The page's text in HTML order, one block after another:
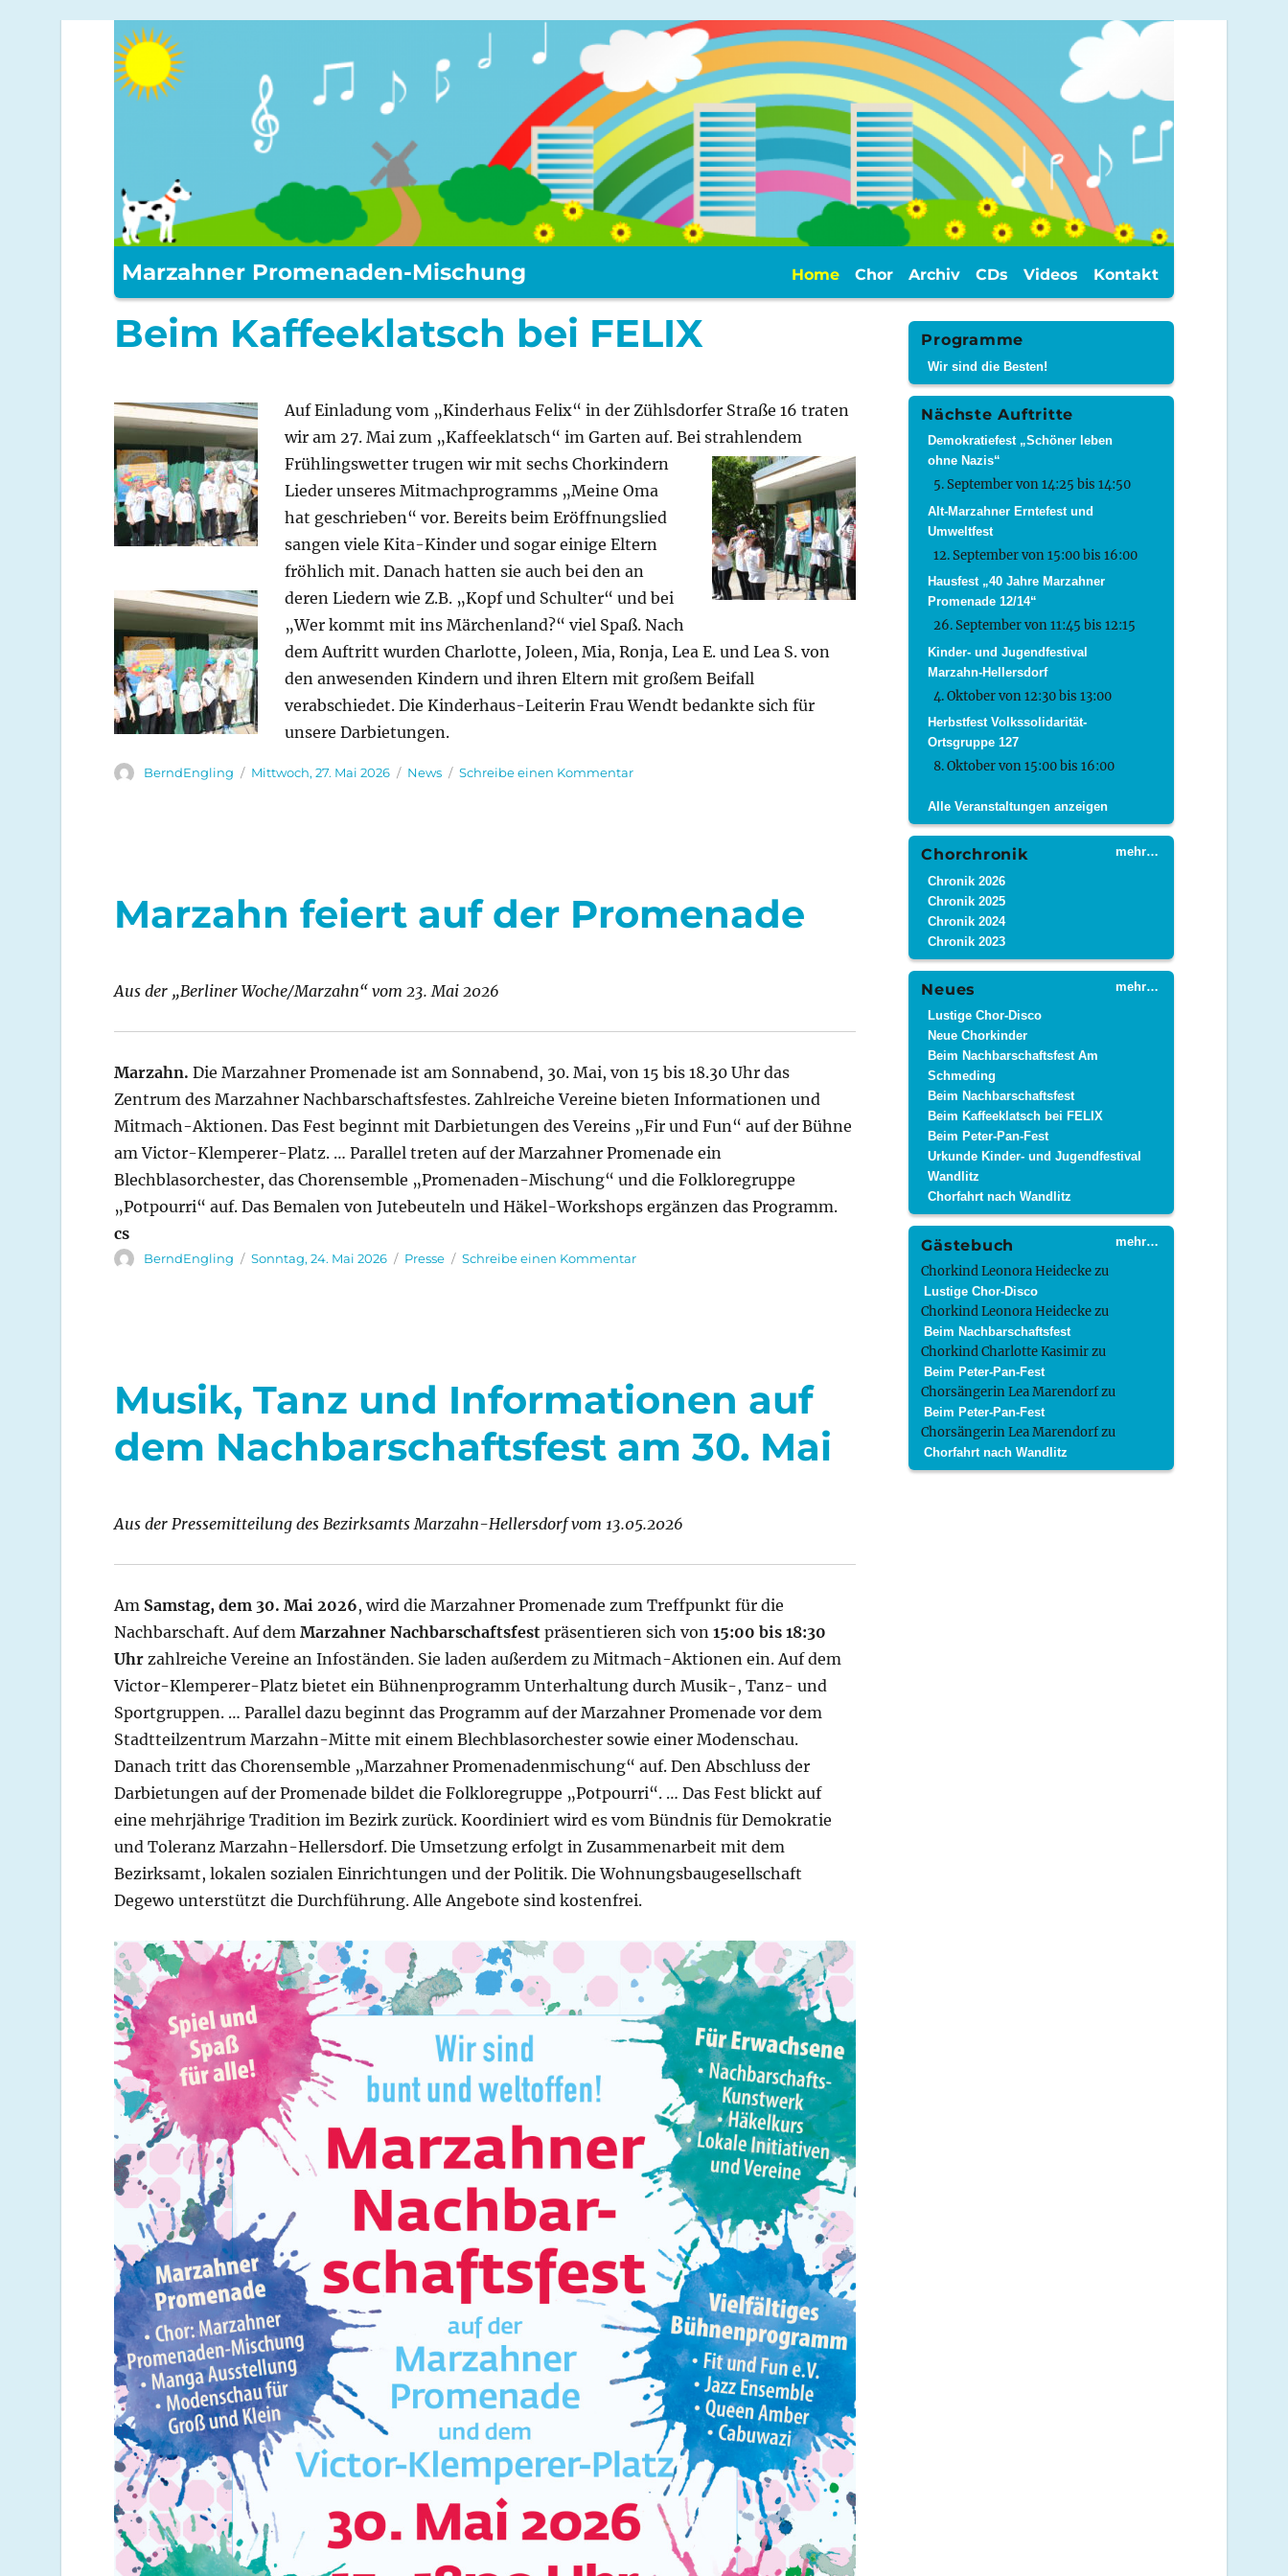
Marzahner Promenaden-Mischung Home Chor Archiv CDs Videos Kontakt
Beim Kaffeeklatsch bei FELIX
Auf Einladung vom „Kinderhaus Felix“ in der Zühlsdorfer Straße 16 traten
wir am 27. Mai zum „Kaffeeklatsch“ im Garten auf. Bei strahlendem
Frühlingswetter trugen wir mit sechs Chorkindern
Lieder unseres Mitmachprogramms „Meine Oma
hat geschrieben“ vor. Bereits beim Eröffnungslied
sangen viele Kita-Kinder und sogar einige Eltern
fröhlich mit. Danach hatten sie auch bei den an
deren Liedern wie Z.B. „Kopf und Schulter“ und bei
„Wer kommt mit ins Märchenland?“ viel Spaß. Nach
dem Auftritt wurden Charlotte, Joleen, Mia, Ronja, Lea E. und Lea S. von
den anwesenden Kindern und ihren Eltern mit großem Beifall
verabschiedet. Die Kinderhaus-Leiterin Frau Wendt bedankte sich für
unsere Darbietungen.
Autor
BerndEngling
Veröffentlicht
Mittwoch, 27. Mai 2026 Kategorien
News Schreibe einen Kommentarzu
Marzahn feiert auf der Promenade
Aus der „Berliner Woche/Marzahn“ vom 23. Mai 2026
Marzahn.Die Marzahner Promenade ist am Sonnabend, 30. Mai, von 15 bis 18.30 Uhr das
Zentrum des Marzahner Nachbarschaftsfestes. Zahlreiche Vereine bieten Informationen und
Mitmach-Aktionen. Das Fest beginnt mit Darbietungen des Vereins „Fir und Fun“ auf der Bühne
am Victor-Klemperer-Platz. … Parallel treten auf der Marzahner Promenade ein
Blechblasorchester, das Chorensemble „Promenaden-Mischung“ und die Folkloregruppe
„Potpourri“ auf. Das Bemalen von Jutebeuteln und Häkel-Workshops ergänzen das Programm.
cs
Autor
BerndEngling
Veröffentlicht
Sonntag, 24. Mai 2026 Kategorien
Presse Schreibe einen Kommentarzu
Musik, Tanz und Informationen auf
dem Nachbarschaftsfest am 30. Mai
Aus der Pressemitteilung des Bezirksamts Marzahn-Hellersdorf vom 13.05.2026
Am Samstag, dem 30. Mai 2026, wird die Marzahner Promenade zum Treffpunkt für die
Nachbarschaft. Auf demMarzahner Nachbarschaftsfest präsentieren sich von15:00 bis 18:30
Uhr zahlreiche Vereine an Infoständen. Sie laden außerdem zu Mitmach-Aktionen ein. Auf dem
Victor-Klemperer-Platz bietet ein Bühnenprogramm Unterhaltung durch Musik-, Tanz- und
Sportgruppen. … Parallel dazu beginnt das Programm auf der Marzahner Promenade vor dem
Stadtteilzentrum Marzahn-Mitte mit einem Blechblasorchester sowie einer Modenschau.
Danach tritt das Chorensemble „Marzahner Promenadenmischung“ auf. Den Abschluss der
Darbietungen auf der Promenade bildet die Folkloregruppe „Potpourri“. … Das Fest blickt auf
eine mehrjährige Tradition im Bezirk zurück. Koordiniert wird es vom Bündnis für Demokratie
und Toleranz Marzahn-Hellersdorf. Die Umsetzung erfolgt in Zusammenarbeit mit dem
Bezirksamt, lokalen sozialen Einrichtungen und der Politik. Die Wohnungsbaugesellschaft
Degewo unterstützt die Durchführung. Alle Angebote sind kostenfrei.
Programme
Wir sind die Besten!
Nächste Auftritte
Demokratiefest „Schöner leben
ohne Nazis“
5. September von 14:25 bis14:50
Alt-Marzahner Erntefest und
Umweltfest
12. September von 15:00bis16:00
Hausfest „40 Jahre Marzahner
Promenade 12/14“
26. September von 11:45 bis12:15
Kinder- und Jugendfestival
Marzahn-Hellersdorf
4. Oktober von 12:30bis13:00
Herbstfest Volkssolidarität-
Ortsgruppe 127
8. Oktober von 15:00bis16:00
Alle Veranstaltungen anzeigen
mehr…
Chorchronik
Chronik 2026
Chronik 2025
Chronik 2024
Chronik 2023
mehr…
Neues
Lustige Chor-Disco
Neue Chorkinder
Beim Nachbarschaftsfest Am
Schmeding
Beim Nachbarschaftsfest
Beim Kaffeeklatsch bei FELIX
Beim Peter-Pan-Fest
Urkunde Kinder- und Jugendfestival
Wandlitz
Chorfahrt nach Wandlitz
mehr…
Gästebuch
Chorkind Leonora Heideckezu
Lustige Chor-Disco
Chorkind Leonora Heideckezu
Beim Nachbarschaftsfest
Chorkind Charlotte Kasimirzu
Beim Peter-Pan-Fest
Chorsängerin Lea Marendorfzu
Beim Peter-Pan-Fest
Chorsängerin Lea Marendorfzu
Chorfahrt nach Wandlitz